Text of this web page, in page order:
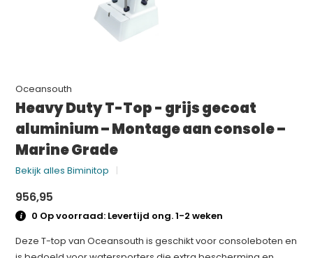
Oceansouth
Heavy Duty T-Top - grijs gecoat
aluminium – Montage aan console –
Marine Grade
Bekijk alles Biminitop
956,95
0 Op voorraad: Levertijd ong. 1-2 weken
Deze T-top van Oceansouth is geschikt voor consoleboten en